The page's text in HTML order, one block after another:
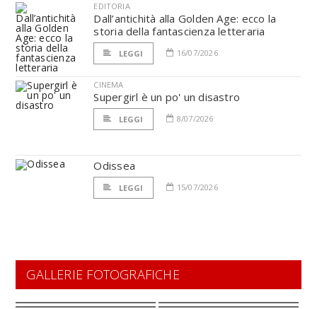
EDITORIA
Dall’antichità alla Golden Age: ecco la
storia della fantascienza letteraria
LEGGI 16/07/2026
CINEMA
Supergirl è un po' un disastro
LEGGI 8/07/2026
Odissea
LEGGI 15/07/2026
GALLERIE FOTOGRAFICHE